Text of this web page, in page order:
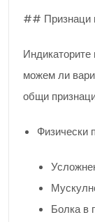
## Признаци
Индикаторите
можем ли
общи
Физически
Болка в